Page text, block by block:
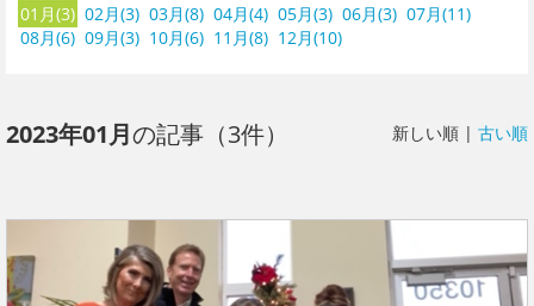
01月(3) 02月(3) 03月(8) 04月(4) 05月(3) 06月(3) 07月(11)
08月(6) 09月(3) 10月(6) 11月(8) 12月(10)
2023年01月の記事（3件） 新しい順 | 古い順